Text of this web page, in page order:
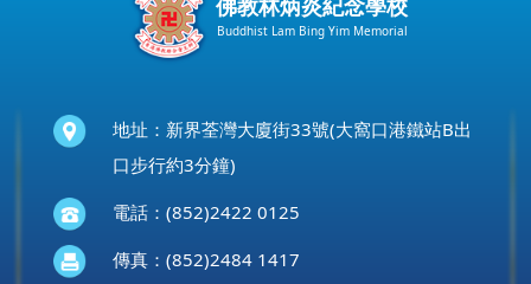
佛教林炳炎紀念學校
Buddhist Lam Bing Yim Memorial
地址：新界荃灣大廈街33號(大窩口港鐵站B出
口步行約3分鐘)
電話：(852)2422 0125
傳真：(852)2484 1417